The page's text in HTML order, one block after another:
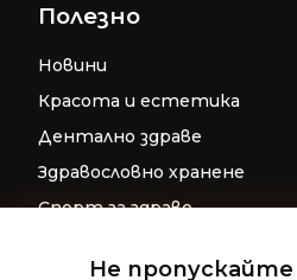
Не
Полезно
Новини
Красота и естетика
Дентално здраве
Здравословно хранене
Спорт за здраве